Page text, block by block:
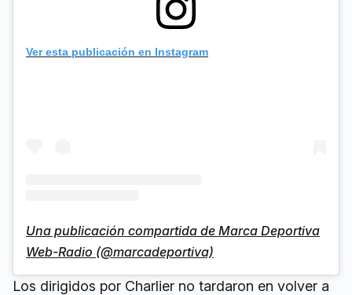
Ver esta publicación en Instagram
Una publicación compartida de Marca Deportiva
Web-Radio (@marcadeportiva)
Los dirigidos por Charlier no tardaron en volver a